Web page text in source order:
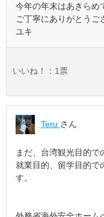
今年の年末はあきらめ
ご丁寧にありがとうご
ユキ
いいね！： 1 票
Teru さん
まだ、台湾観光目的で
就業目的、留学目的で
す。